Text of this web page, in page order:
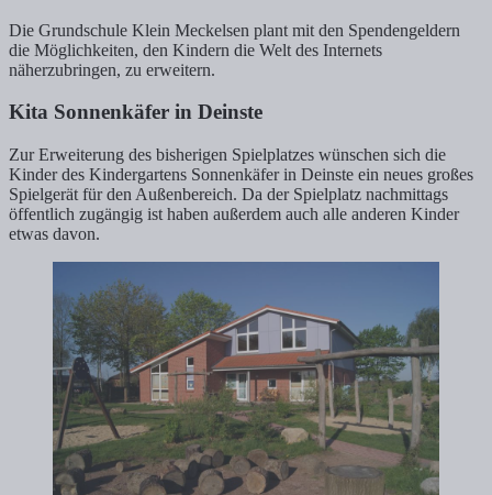
Die Grundschule Klein Meckelsen plant mit den Spendengeldern
die Möglichkeiten, den Kindern die Welt des Internets
näherzubringen, zu erweitern.
Kita Sonnenkäfer in Deinste
Zur Erweiterung des bisherigen Spielplatzes wünschen sich die
Kinder des Kindergartens Sonnenkäfer in Deinste ein neues großes
Spielgerät für den Außenbereich. Da der Spielplatz nachmittags
öffentlich zugängig ist haben außerdem auch alle anderen Kinder
etwas davon.